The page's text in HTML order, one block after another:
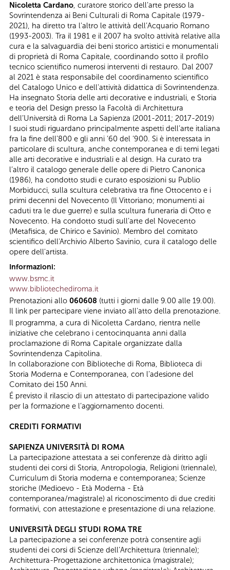
Nicoletta Cardano, curatore storico dell’arte presso la
Sovrintendenza ai Beni Culturali di Roma Capitale (1979-
2021), ha diretto tra l'altro le attività dell’Acquario Romano
(1993-2003). Tra il 1981 e il 2007 ha svolto attività relative alla
cura e la salvaguardia dei beni storico artistici e monumentali
di proprietà di Roma Capitale, coordinando sotto il profilo
tecnico scientifico numerosi interventi di restauro. Dal 2007
al 2021 è stata responsabile del coordinamento scientifico
del Catalogo Unico e dell'attività didattica di Sovrintendenza.
Ha insegnato Storia delle arti decorative e industriali, e Storia
e teoria del Design presso la Facoltà di Architettura
dell’Università di Roma La Sapienza (2001-2011; 2017-2019)
I suoi studi riguardano principalmente aspetti dell’arte italiana
fra la fine dell’800 e gli anni ‘60 del ‘900. Si è interessata in
particolare di scultura, anche contemporanea e di temi legati
alle arti decorative e industriali e al design. Ha curato tra
l’altro il catalogo generale delle opere di Pietro Canonica
(1986), ha condotto studi e curato esposizioni su Publio
Morbiducci, sulla scultura celebrativa tra fine Ottocento e i
primi decenni del Novecento (Il Vittoriano; monumenti ai
caduti tra le due guerre) e sulla scultura funeraria di Otto e
Novecento. Ha condotto studi sull’arte del Novecento
(Metafisica, de Chirico e Savinio). Membro del comitato
scientifico dell'Archivio Alberto Savinio, cura il catalogo delle
opere dell'artista.
Informazioni:
www.bsmc.it
www.bibliotechediroma.it
Prenotazioni allo 060608 (tutti i giorni dalle 9.00 alle 19.00).
Il link per partecipare viene inviato all'atto della prenotazione.
Il programma, a cura di Nicoletta Cardano, rientra nelle
iniziative che celebrano i centocinquanta anni dalla
proclamazione di Roma Capitale organizzate dalla
Sovrintendenza Capitolina.
In collaborazione con Biblioteche di Roma, Biblioteca di
Storia Moderna e Contemporanea, con l’adesione del
Comitato dei 150 Anni.
É previsto il rilascio di un attestato di partecipazione valido
per la formazione e l’aggiornamento docenti.
CREDITI FORMATIVI
SAPIENZA UNIVERSITÀ DI ROMA
La partecipazione attestata a sei conferenze dà diritto agli
studenti dei corsi di Storia, Antropologia, Religioni (triennale),
Curriculum di Storia moderna e contemporanea; Scienze
storiche (Medioevo - Età Moderna - Età
contemporanea/magistrale) al riconoscimento di due crediti
formativi, con attestazione e presentazione di una relazione.
UNIVERSITÀ DEGLI STUDI ROMA TRE
La partecipazione a sei conferenze potrà consentire agli
studenti dei corsi di Scienze dell’Architettura (triennale);
Architettura-Progettazione architettonica (magistrale);